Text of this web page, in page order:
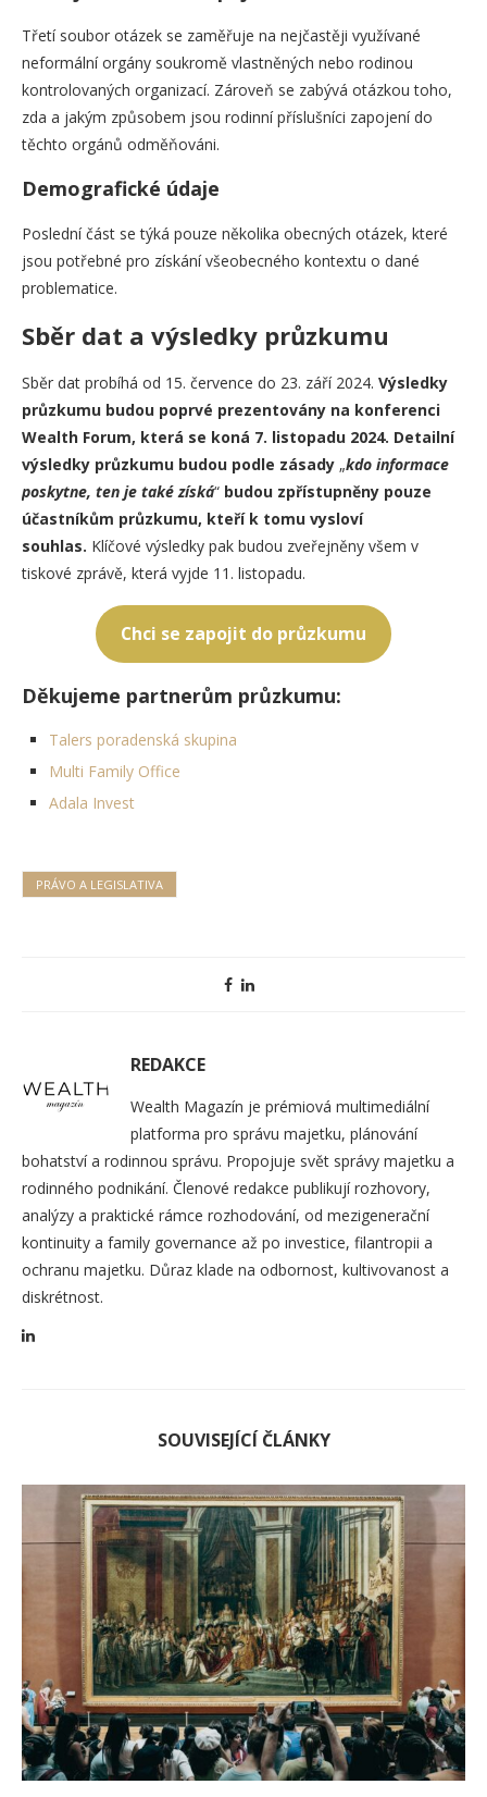
Třetí soubor otázek se zaměřuje na nejčastěji využívané
neformální orgány soukromě vlastněných nebo rodinou
kontrolovaných organizací. Zároveň se zabývá otázkou toho,
zda a jakým způsobem jsou rodinní příslušníci zapojení do
těchto orgánů odměňováni.
Demografické údaje
Poslední část se týká pouze několika obecných otázek, které
jsou potřebné pro získání všeobecného kontextu o dané
problematice.
Sběr dat a výsledky průzkumu
Sběr dat probíhá od 15. července do 23. září 2024. Výsledky
průzkumu budou poprvé prezentovány na konferenci
Wealth Forum, která se koná 7. listopadu 2024. Detailní
výsledky průzkumu budou podle zásady „kdo informace
poskytne, ten je také získá“ budou zpřístupněny pouze
účastníkům průzkumu, kteří k tomu vysloví
souhlas. Klíčové výsledky pak budou zveřejněny všem v
tiskové zprávě, která vyjde 11. listopadu.
Chci se zapojit do průzkumu
Děkujeme partnerům průzkumu:
Talers poradenská skupina
Multi Family Office
Adala Invest
PRÁVO A LEGISLATIVA
REDAKCE
Wealth Magazín je prémiová multimediální
platforma pro správu majetku, plánování
bohatství a rodinnou správu. Propojuje svět správy majetku a
rodinného podnikání. Členové redakce publikují rozhovory,
analýzy a praktické rámce rozhodování, od mezigenerační
kontinuity a family governance až po investice, filantropii a
ochranu majetku. Důraz klade na odbornost, kultivovanost a
diskrétnost.
SOUVISEJÍCÍ ČLÁNKY